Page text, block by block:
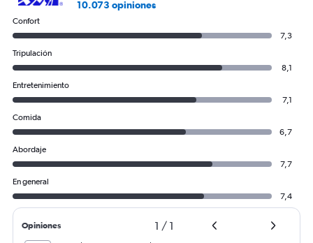
10.073 opiniones
Confort
7,3
Tripulación
8,1
Entretenimiento
7,1
Comida
6,7
Abordaje
7,7
En general
7,4
Opiniones 1 / 1